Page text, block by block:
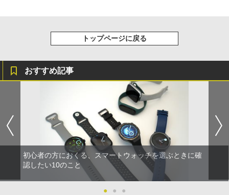
トップページに戻る
おすすめ記事
初心者の方におくる、スマートウォッチを選ぶときに確
認したい10のこと
● ● ●